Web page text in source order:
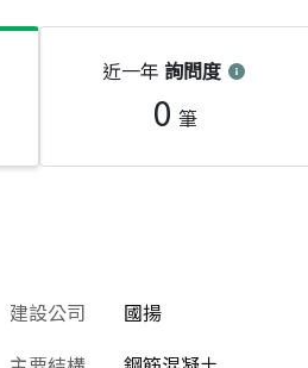
近一年 詢問度
0 筆
建設公司
國揚